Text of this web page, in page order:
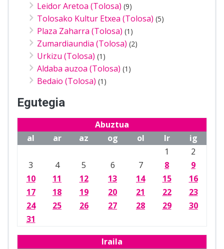
Leidor Aretoa (Tolosa) (9)
Tolosako Kultur Etxea (Tolosa) (5)
Plaza Zaharra (Tolosa) (1)
Zumardiaundia (Tolosa) (2)
Urkizu (Tolosa) (1)
Aldaba auzoa (Tolosa) (1)
Bedaio (Tolosa) (1)
Egutegia
Abuztua
al
ar az og ol lr
ig
1
2
3
4 5 6 7 8
9
10
11 12 13 14 15
16
17
18 19 20 21 22
23
24
25 26 27 28 29
30
31
Iraila